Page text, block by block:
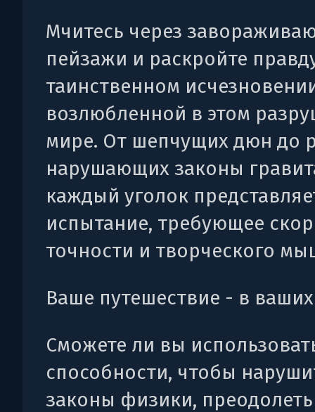
Мчитесь через
пейзажи и раскройте
таинственном
возлюбленной в этом
мире. От шепчущих дюн до
нарушающих законы
каждый уголок
испытание, требующее
точности и творческого
Ваше путешествие - в ваших
Сможете ли вы
способности, чтобы
законы физики, преодолеть